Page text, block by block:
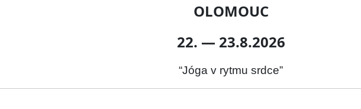
OLOMOUC
22. — 23.8.2026
“Jóga v rytmu srdce”